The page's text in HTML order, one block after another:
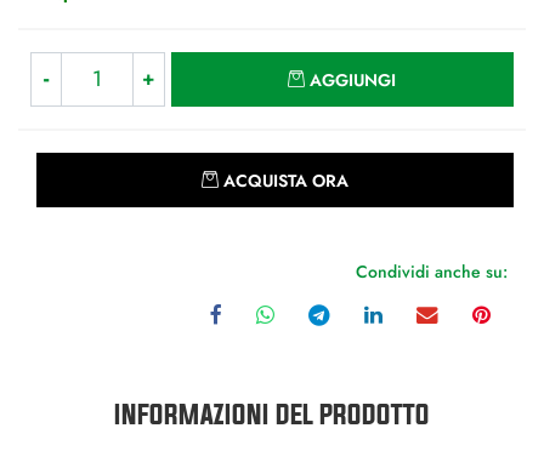
AGGIUNGI
ACQUISTA ORA
Condividi anche su:
INFORMAZIONI DEL PRODOTTO